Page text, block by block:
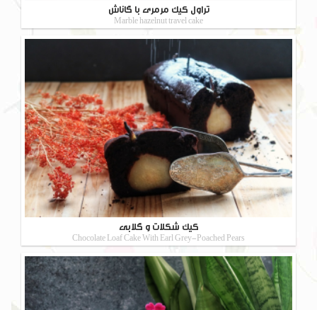
تراول کیک مرمری با گاناش
Marble hazelnut travel cake
کیک شکلات و گلابی
Chocolate Loaf Cake With Earl Grey-Poached Pears